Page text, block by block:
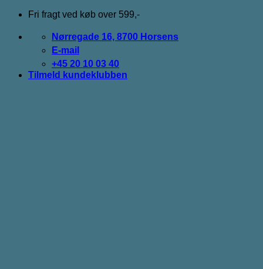
Fortsæt
indhold
Fri fragt ved køb over 599,-
Nørregade 16, 8700 Horsens
E-mail
+45 20 10 03 40
Tilmeld kundeklubben